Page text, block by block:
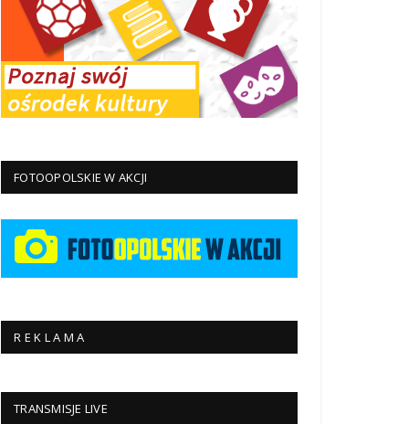
FOTOOPOLSKIE W AKCJI
R E K L A M A
TRANSMISJE LIVE